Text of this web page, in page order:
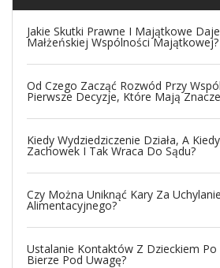
Jakie Skutki Prawne I Majątkowe
Małżeńskiej Wspólności Majątkowej?
Od Czego Zacząć Rozwód Przy
Pierwsze Decyzje, Które Mają
Kiedy Wydziedziczenie Działa, A
Zachowek I Tak Wraca Do Sądu?
Czy Można Uniknąć Kary Za
Alimentacyjnego?
Ustalanie Kontaktów Z Dzieckiem Po
Bierze Pod Uwagę?